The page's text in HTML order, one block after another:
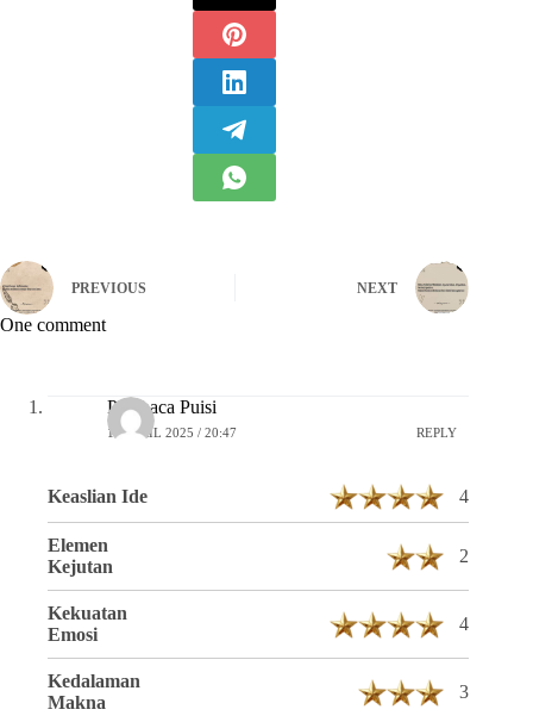
PREVIOUS NEXT
One comment
Pembaca Puisi
16 APRIL 2025 / 20:47 REPLY
Keaslian Ide 4
Elemen
Kejutan
2
Kekuatan
Emosi
4
Kedalaman
Makna
3